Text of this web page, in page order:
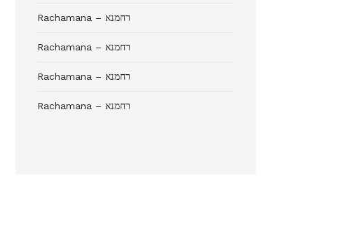
Rachamana – רחמנא
Rachamana – רחמנא
Rachamana – רחמנא
Rachamana – רחמנא